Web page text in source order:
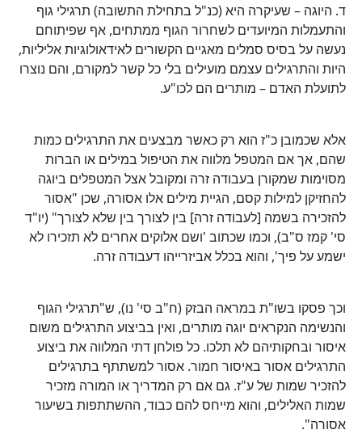
ד. היוגה – שעיקרה היא (כנ"ל בתחילת התשובה) תרגילי גוף
והתעמלות המיועדים לשחרור הגוף ממתחים, אף שפיתוחם
נעשה על בסיס סמלים מאגיים הקשורים לאידאולוגיות אליליות,
היות והתרגילים עצמם מועילים בלי כל קשר למקורם, והם נוצרו
לתועלת האדם – מותרים הם לכו"ע.
אלא שכמובן כ"ז הוא רק כאשר מבצעים את התרגילים כמות
שהם, אך אם המטפל מלווה את הטיפול במילים או הברות
מסוימות שמקורן בעבודה זרה ומקובל אצל המטפלים ביוגה
להחזיקן למילות קסם, הגיית מילים אלו אסורה, שכן "אסור
להזכירה בשמה [לעבודה זרה] בין לצורך בין שלא לצורך" (יו"ד
סי' קמז ס"ב), וכמו שכתוב 'ושם אלוקים אחרים לא תזכירו לא
ישמע על פיך', והוא בכלל אביזרייהו דעבודה זרה.
וכך פסקו בשו"ת במראה הבזק (ח"ב סי' נו), ש"תרגילי הגוף
והנשימה הנקראים יוגה מותרים, ואין בביצוע התרגילים משום
איסור ובחקותיהם לא תלכו. כל פולחן דתי המלווה את ביצוע
התרגילים אסור באיסור חמור. אסור למשתתף בתרגילים
להזכיר שמות של ע"ז. גם אם רק המדריך או המורה מזכיר
שמות האלילים, והוא מייחס להם כבוד, ההשתתפות בשיעור
אסורה".